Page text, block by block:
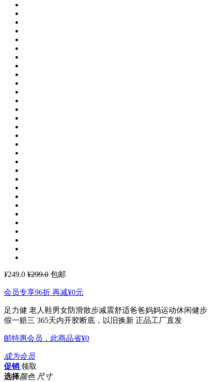
¥249.0 ¥299.0 包邮
会员专享96折 再减¥0元
足力健 老人鞋男女防滑散步减震舒适爸爸妈妈运动休闲健步
假一赔三 365天内开胶断底，以旧换新 正品工厂直发
邮特惠会员，此商品省¥0
成为会员
促销 领取
选择颜色 尺寸